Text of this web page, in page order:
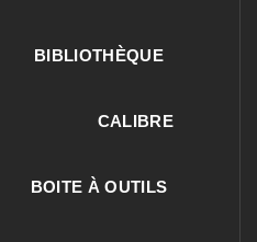
BIBLIOTHÈQUE
CALIBRE
BOITE À OUTILS